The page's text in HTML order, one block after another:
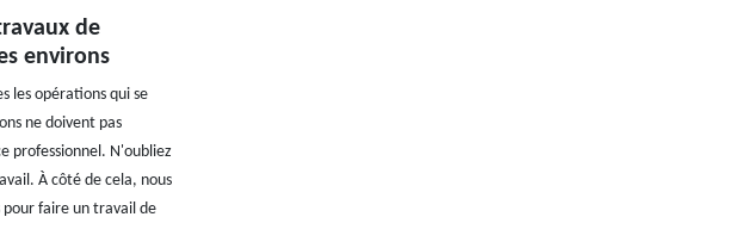
de
environs
les opérations qui se
ne doivent pas
professionnel. N'oubliez
À côté de cela, nous
pour faire un travail de